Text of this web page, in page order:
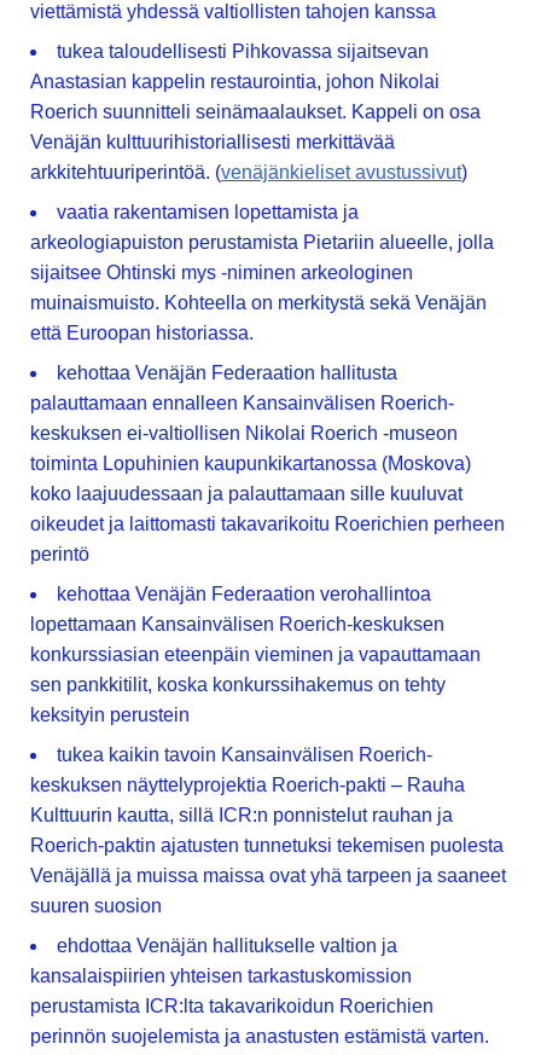
viettämistä yhdessä valtiollisten tahojen kanssa
tukea taloudellisesti Pihkovassa sijaitsevan
Anastasian kappelin restaurointia, johon Nikolai
Roerich suunnitteli seinämaalaukset. Kappeli on osa
Venäjän kulttuurihistoriallisesti merkittävää
arkkitehtuuriperintöä. (venäjänkieliset avustussivut)
vaatia rakentamisen lopettamista ja
arkeologiapuiston perustamista Pietariin alueelle, jolla
sijaitsee Ohtinski mys -niminen arkeologinen
muinaismuisto. Kohteella on merkitystä sekä Venäjän
että Euroopan historiassa.
kehottaa Venäjän Federaation hallitusta
palauttamaan ennalleen Kansainvälisen Roerich-
keskuksen ei-valtiollisen Nikolai Roerich -museon
toiminta Lopuhinien kaupunkikartanossa (Moskova)
koko laajuudessaan ja palauttamaan sille kuuluvat
oikeudet ja laittomasti takavarikoitu Roerichien perheen
perintö
kehottaa Venäjän Federaation verohallintoa
lopettamaan Kansainvälisen Roerich-keskuksen
konkurssiasian eteenpäin vieminen ja vapauttamaan
sen pankkitilit, koska konkurssihakemus on tehty
keksityin perustein
tukea kaikin tavoin Kansainvälisen Roerich-
keskuksen näyttelyprojektia Roerich-pakti – Rauha
Kulttuurin kautta, sillä ICR:n ponnistelut rauhan ja
Roerich-paktin ajatusten tunnetuksi tekemisen puolesta
Venäjällä ja muissa maissa ovat yhä tarpeen ja saaneet
suuren suosion
ehdottaa Venäjän hallitukselle valtion ja
kansalaispiirien yhteisen tarkastuskomission
perustamista ICR:lta takavarikoidun Roerichien
perinnön suojelemista ja anastusten estämistä varten.